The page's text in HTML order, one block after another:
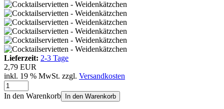
Lieferzeit: 2-3 Tage
2,79 EUR
inkl. 19 % MwSt. zzgl. Versandkosten
In den Warenkorb In den Warenkorb